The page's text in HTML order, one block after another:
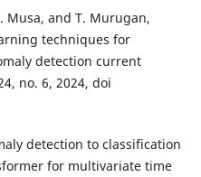
Musa, and T. Murugan,
techniques for
detection current
no. 6, 2024, doi
detection to classification
for multivariate time